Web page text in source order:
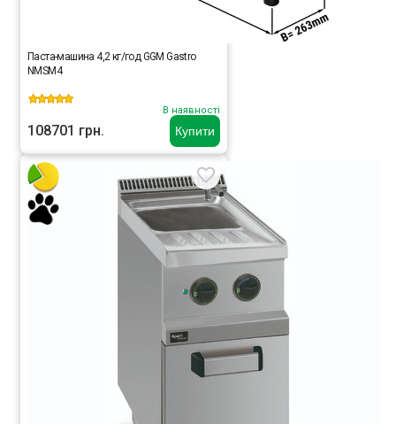
Купити
Паста-машина 4,2 кг/год GGM Gastro
NMSM4
В наявності
108701 грн.